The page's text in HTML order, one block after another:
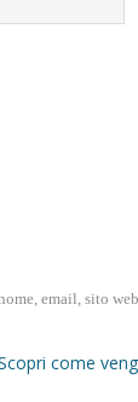
email, sito
come